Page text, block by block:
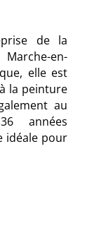
de la
en-
elle est
la peinture
au
années
idéale pour